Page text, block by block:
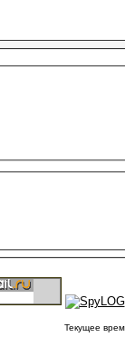
Текущее